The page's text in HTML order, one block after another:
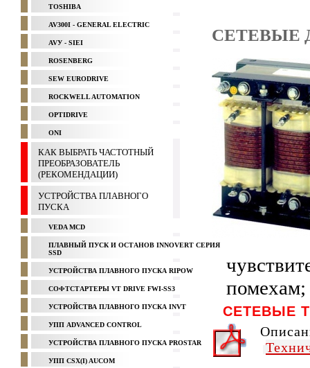
TOSHIBA
AV300I - GENERAL ELECTRIC
AVУ - SIEI
ROSENBERG
SEW EURODRIVE
ROCKWELL AUTOMATION
OPTIDRIVE
ONI
КАК ВЫБРАТЬ ЧАСТОТНЫЙ
ПРЕОБРАЗОВАТЕЛЬ
(РЕКОМЕНДАЦИИ)
УСТРОЙСТВА ПЛАВНОГО
ПУСКА
VEDA MCD
ПЛАВНЫЙ ПУСК И ОСТАНОВ INNOVERT СЕРИЯ
SSD
УСТРОЙСТВА ПЛАВНОГО ПУСКА RIPOW
СОФТСТАРТЕРЫ VT DRIVE FWI-SS3
УСТРОЙСТВА ПЛАВНОГО ПУСКА INVT
УПП ADVANCED CONTROL
УСТРОЙСТВА ПЛАВНОГО ПУСКА PROSTAR
УПП CSX(I) AUCOM
СЕТЕВЫЕ
помехам;
CЕТEВЫЕ